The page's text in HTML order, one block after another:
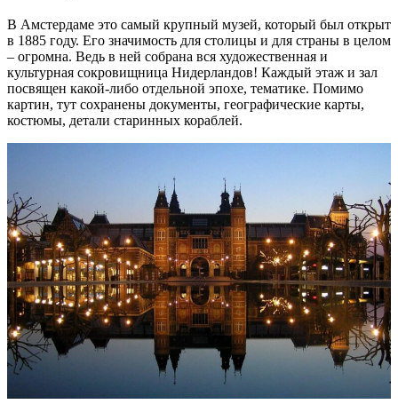
В Амстердаме это самый крупный музей, который был открыт
в 1885 году. Его значимость для столицы и для страны в целом
– огромна. Ведь в ней собрана вся художественная и
культурная сокровищница Нидерландов! Каждый этаж и зал
посвящен какой-либо отдельной эпохе, тематике. Помимо
картин, тут сохранены документы, географические карты,
костюмы, детали старинных кораблей.